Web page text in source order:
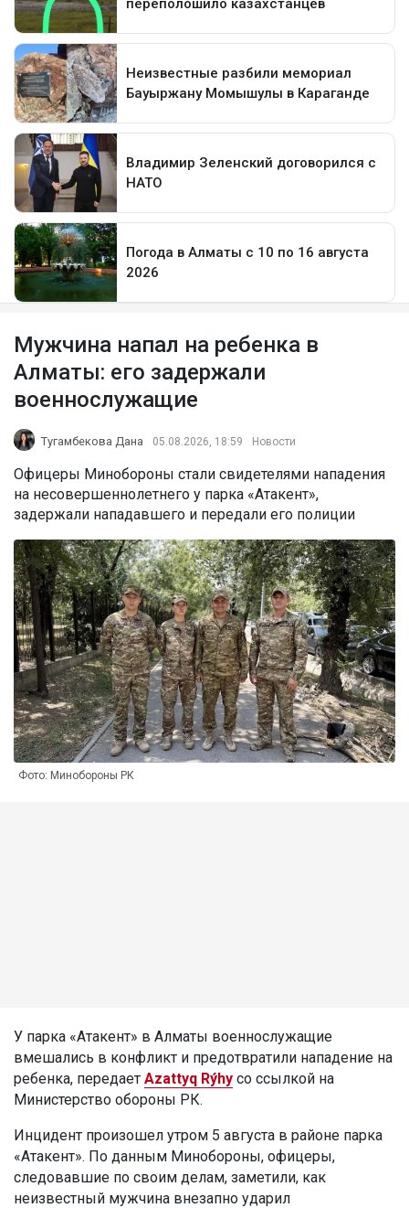
Мужчина напал на ребенка в
Алматы: его задержали
военнослужащие
Тугамбекова Дана 05.08.2026, 18:59 Новости
Офицеры Минобороны стали свидетелями нападения
на несовершеннолетнего у парка «Атакент»,
задержали нападавшего и передали его полиции
Фото: Минобороны РК
У парка «Атакент» в Алматы военнослужащие
вмешались в конфликт и предотвратили нападение на
ребенка, передает Azattyq Rýhy со ссылкой на
Министерство обороны РК.
Инцидент произошел утром 5 августа в районе парка
«Атакент». По данным Минобороны, офицеры,
следовавшие по своим делам, заметили, как
неизвестный мужчина внезапно ударил